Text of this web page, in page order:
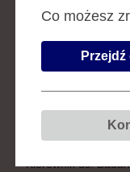
Kierownik ds.
Co możesz